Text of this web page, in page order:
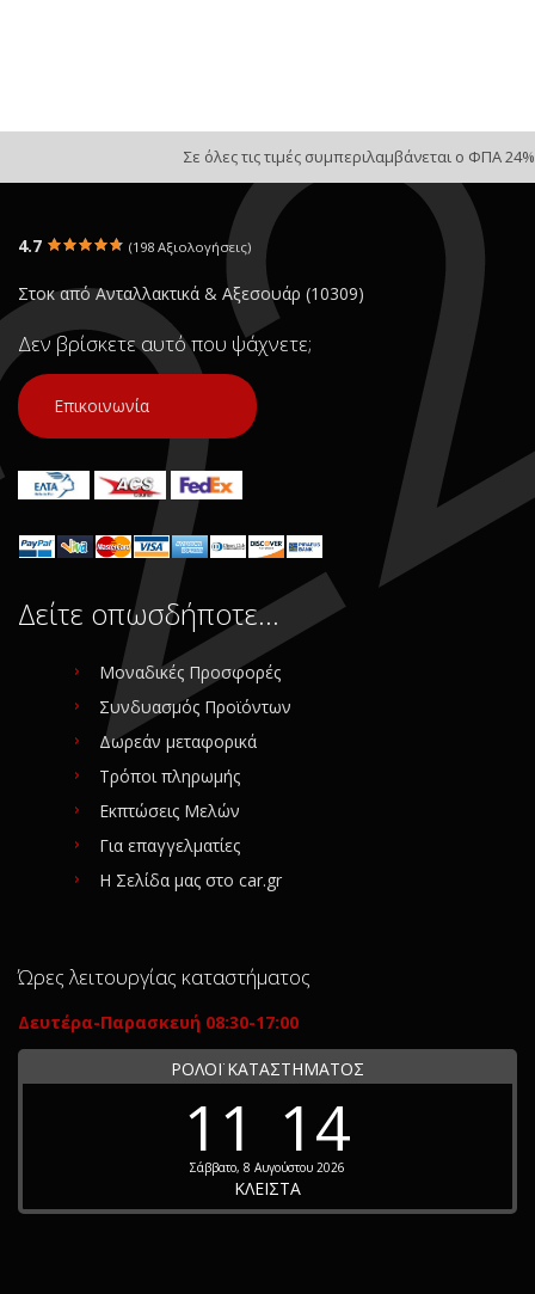
Σε όλες τις τιμές συμπεριλαμβάνεται ο ΦΠΑ 24%
4.7 (198 Αξιολογήσεις)
Στοκ από Ανταλλακτικά & Αξεσουάρ (10309)
Δεν βρίσκετε αυτό που ψάχνετε;
Επικοινωνία
Δείτε οπωσδήποτε…
Μοναδικές Προσφορές
Συνδυασμός Προϊόντων
Δωρεάν μεταφορικά
Τρόποι πληρωμής
Εκπτώσεις Μελών
Για επαγγελματίες
Η Σελίδα μας στο car.gr
Ώρες λειτουργίας καταστήματος
Δευτέρα-Παρασκευή 08:30-17:00
ΡΟΛΟΪ ΚΑΤΑΣΤΗΜΑΤΟΣ
11 14
Σάββατο, 8 Αυγούστου 2026
ΚΛΕΙΣΤΑ